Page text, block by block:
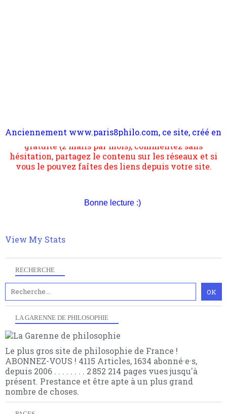
RECHERCHE
LA GARENNE DE PHILOSOPHIE
Le plus gros site de philosophie de France !
ABONNEZ-VOUS ! 4115 Articles, 1634 abonné·e·s,
depuis 2006 . . . . . . . . 2 852 214 pages vues jusqu'à
présent. Prestance et être apte à un plus grand
nombre de choses.
2006 lors du mouvement anti-CPE, a rendu compte de
l'actualité et de l'expérimentation à Paris 8. Il
s'occupe plus largement de rendre compte d'une
transformation dans les paradigmes philosophiques
suivant la pensée du Dehors ou du Surpli, omme la
quantique, résolvant la plupart des impasses
articles pour être apte à un plus grand nombre de
gratuite (2 mails par mois), commentez sans
hésitation, partagez le contenu sur les réseaux et si
vous le pouvez faîtes des liens depuis votre site.
Bonne lecture :)
View My Stats